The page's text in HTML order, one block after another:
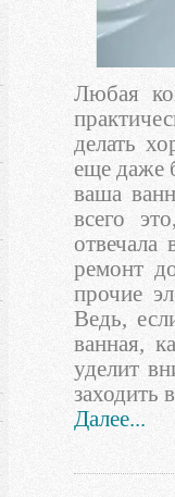
Любая
делать
еще даже
ваша
всего
ремонт
прочие
Ведь,
ванная,
уделит
заходить
Далее...